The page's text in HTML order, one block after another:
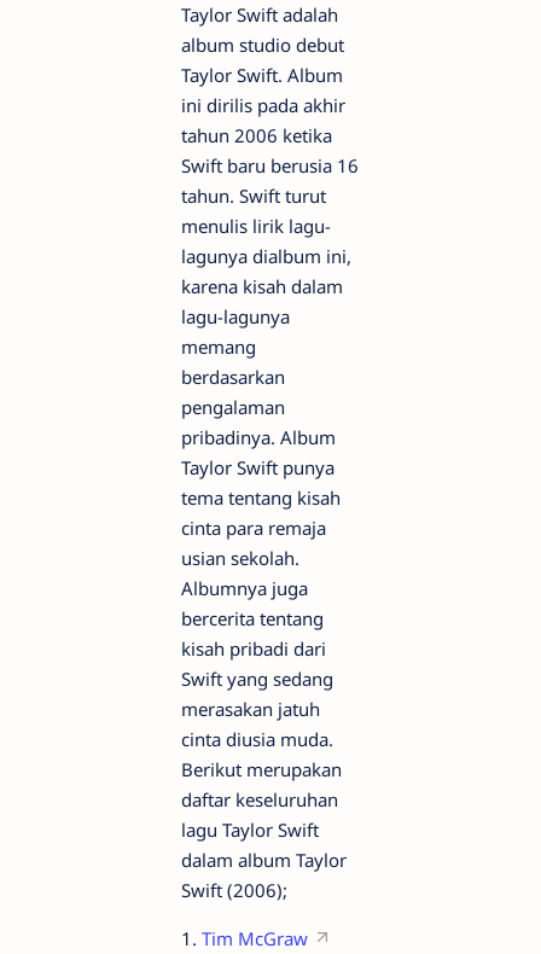
Taylor Swift adalah
album studio debut
Taylor Swift. Album
ini dirilis pada akhir
tahun 2006 ketika
Swift baru berusia 16
tahun. Swift turut
menulis lirik lagu-
lagunya dialbum ini,
karena kisah dalam
lagu-lagunya
memang
berdasarkan
pengalaman
pribadinya. Album
Taylor Swift punya
tema tentang kisah
cinta para remaja
usian sekolah.
Albumnya juga
bercerita tentang
kisah pribadi dari
Swift yang sedang
merasakan jatuh
cinta diusia muda.
Berikut merupakan
daftar keseluruhan
lagu Taylor Swift
dalam album Taylor
Swift (2006);
1. Tim McGraw